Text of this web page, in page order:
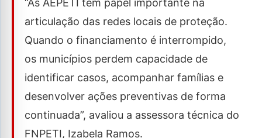
“As AEPETI têm papel importante na
articulação das redes locais de proteção.
Quando o financiamento é interrompido,
os municípios perdem capacidade de
identificar casos, acompanhar famílias e
desenvolver ações preventivas de forma
continuada”, avaliou a assessora técnica do
FNPETI, Izabela Ramos.